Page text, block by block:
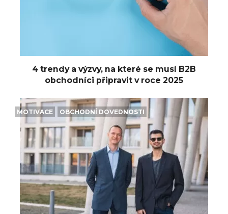
4 trendy a výzvy, na které se musí B2B
obchodníci připravit v roce 2025
MOTIVACE OBCHODNÍ DOVEDNOSTI